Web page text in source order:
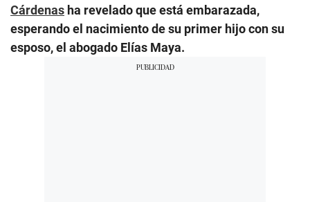
Cárdenas ha revelado que está embarazada,
esperando el nacimiento de su primer hijo con su
esposo, el abogado Elías Maya.